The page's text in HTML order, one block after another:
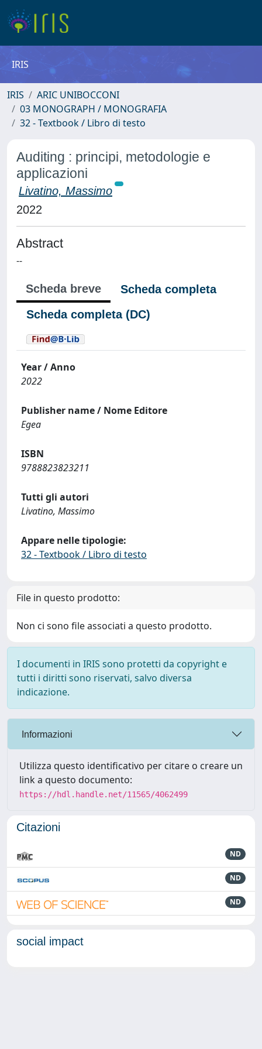
IRIS
IRIS
ARIC UNIBOCCONI
03 MONOGRAPH / MONOGRAFIA
32 - Textbook / Libro di testo
Auditing : principi, metodologie e
applicazioni
Livatino, Massimo
2022
Abstract
--
Scheda breve
Scheda completa
Scheda completa (DC)
Year / Anno
2022
Publisher name / Nome Editore
Egea
ISBN
9788823823211
Tutti gli autori
Livatino, Massimo
Appare nelle tipologie:
32 - Textbook / Libro di testo
File in questo prodotto:
Non ci sono file associati a questo prodotto.
I documenti in IRIS sono protetti da copyright e
tutti i diritti sono riservati, salvo diversa
indicazione.
Informazioni
Utilizza questo identificativo per citare o creare un
link a questo documento:
https://hdl.handle.net/11565/4062499
Citazioni
ND
ND
ND
social impact